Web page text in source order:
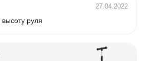
27.04.2022
руля